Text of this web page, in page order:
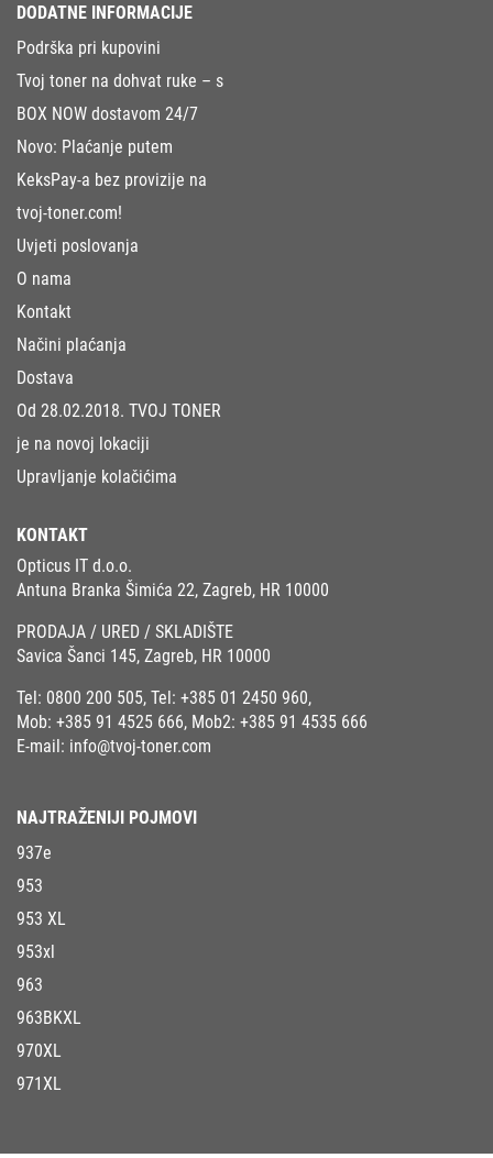
DODATNE INFORMACIJE
Podrška pri kupovini
Tvoj toner na dohvat ruke – s
BOX NOW dostavom 24/7
Novo: Plaćanje putem
KeksPay-a bez provizije na
tvoj-toner.com!
Uvjeti poslovanja
O nama
Kontakt
Načini plaćanja
Dostava
Od 28.02.2018. TVOJ TONER
je na novoj lokaciji
Upravljanje kolačićima
KONTAKT
Opticus IT d.o.o.
Antuna Branka Šimića 22, Zagreb, HR 10000
PRODAJA / URED / SKLADIŠTE
Savica Šanci 145, Zagreb, HR 10000
Tel: 0800 200 505, Tel: +385 01 2450 960,
Mob: +385 91 4525 666, Mob2: +385 91 4535 666
E-mail: info@tvoj-toner.com
NAJTRAŽENIJI POJMOVI
937e
953
953 XL
953xl
963
963BKXL
970XL
971XL